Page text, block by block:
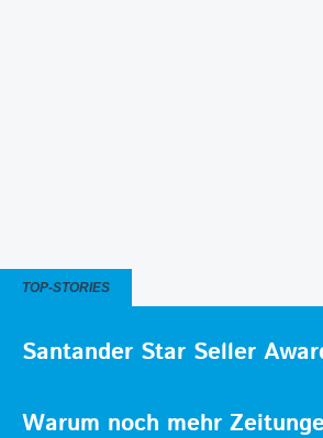
TOP-STORIES
Santander Star Seller
Warum noch mehr